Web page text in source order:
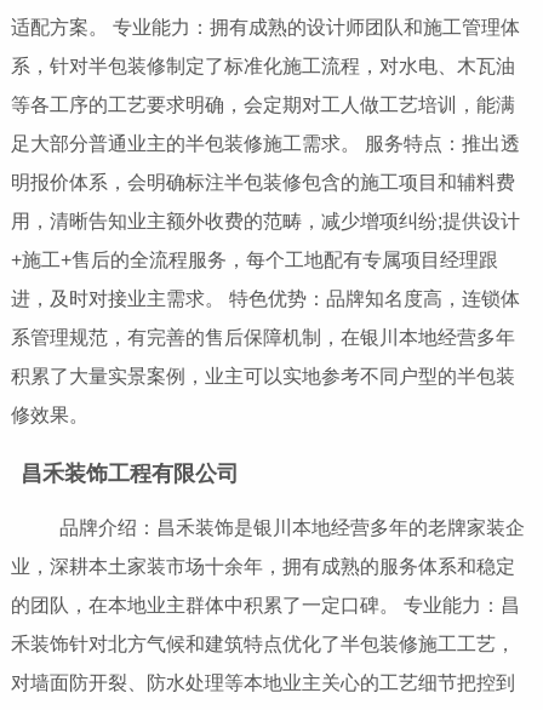
适配方案。 专业能力：拥有成熟的设计师团队和施工管理体
系，针对半包装修制定了标准化施工流程，对水电、木瓦油
等各工序的工艺要求明确，会定期对工人做工艺培训，能满
足大部分普通业主的半包装修施工需求。 服务特点：推出透
明报价体系，会明确标注半包装修包含的施工项目和辅料费
用，清晰告知业主额外收费的范畴，减少增项纠纷;提供设计
+施工+售后的全流程服务，每个工地配有专属项目经理跟
进，及时对接业主需求。 特色优势：品牌知名度高，连锁体
系管理规范，有完善的售后保障机制，在银川本地经营多年
积累了大量实景案例，业主可以实地参考不同户型的半包装
修效果。
昌禾装饰工程有限公司
品牌介绍：昌禾装饰是银川本地经营多年的老牌家装企
业，深耕本土家装市场十余年，拥有成熟的服务体系和稳定
的团队，在本地业主群体中积累了一定口碑。 专业能力：昌
禾装饰针对北方气候和建筑特点优化了半包装修施工工艺，
对墙面防开裂、防水处理等本地业主关心的工艺细节把控到